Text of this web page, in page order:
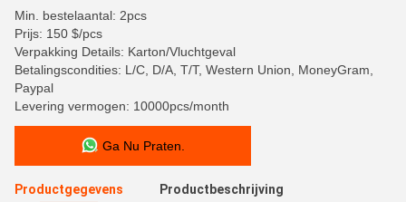
Min. bestelaantal: 2pcs
Prijs: 150 $/pcs
Verpakking Details: Karton/Vluchtgeval
Betalingscondities: L/C, D/A, T/T, Western Union, MoneyGram,
Paypal
Levering vermogen: 10000pcs/month
Ga Nu Praten.
Productgegevens Productbeschrijving